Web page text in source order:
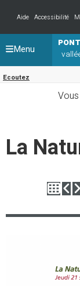
Aide
Accessibilité
Ecoutez
Menu
La